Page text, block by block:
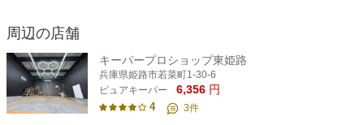
周辺の店舗
キーパープロショップ東姫路
兵庫県姫路市若菜町1-30-6
ピュアキーパー
6,356 円
4 3件